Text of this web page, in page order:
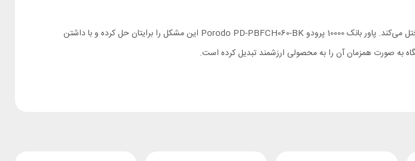
تمام شدن شارژ وسایل الکترونیکی در میان روز ما را با مشکلات متعددی مواجه کرده و انجام کارهای روزمره را مختل می‌کند. پاور بانک 10000 پرودو Porodo PD-PBFCH060-BK این مشکل را برایتان حل کرده و با داشتن